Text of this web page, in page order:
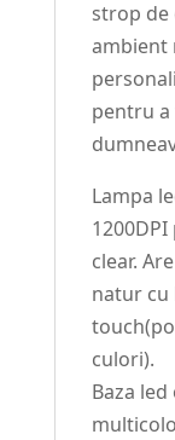
strop de
ambient
pentru
Lampa
clear.
natur cu
culori).
Baza